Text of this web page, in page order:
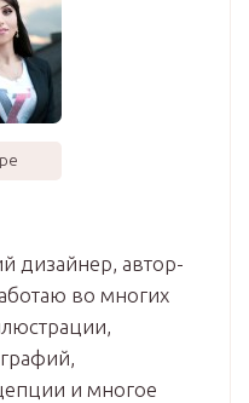
дизайнер, автор-
во многих
и многое